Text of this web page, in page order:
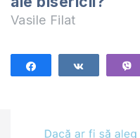
Vasile Filat